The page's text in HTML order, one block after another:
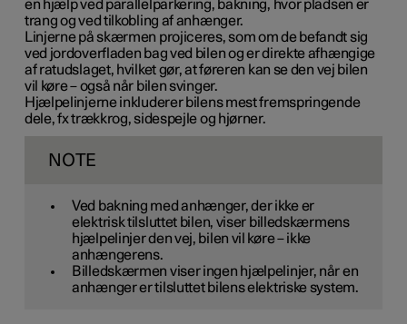
en hjælp ved parallelparkering, bakning, hvor pladsen er
trang og ved tilkobling af anhænger.
Linjerne på skærmen projiceres, som om de befandt sig
ved jordoverfladen bag ved bilen og er direkte afhængige
af ratudslaget, hvilket gør, at føreren kan se den vej bilen
vil køre – også når bilen svinger.
Hjælpelinjerne inkluderer bilens mest fremspringende
dele, fx trækkrog, sidespejle og hjørner.
NOTE
Ved bakning med anhænger, der ikke er
elektrisk tilsluttet bilen, viser billedskærmens
hjælpelinjer den vej, bilen vil køre – ikke
anhængerens.
Billedskærmen viser ingen hjælpelinjer, når en
anhænger er tilsluttet bilens elektriske system.